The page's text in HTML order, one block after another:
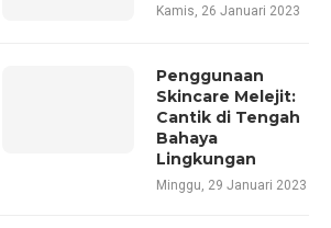
Kamis, 26 Januari 2023
Penggunaan
Skincare Melejit:
Cantik di Tengah
Bahaya
Lingkungan
Minggu, 29 Januari 2023